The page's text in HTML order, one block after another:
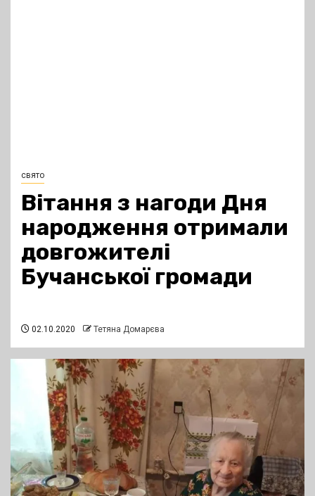
свято
Вітання з нагоди Дня
народження отримали
довгожителі
Бучанської громади
02.10.2020 Тетяна Домарєва